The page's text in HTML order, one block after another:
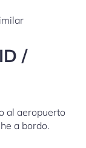
/
al aeropuerto
a bordo.